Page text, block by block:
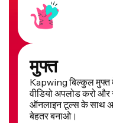
मुफ्त
Kapwing बिल्कुल
वीडियो अपलोड करो
ऑनलाइन टूल्स के साथ
बेहतर बनाओ।